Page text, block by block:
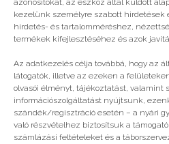
azonosítókat, az eszköz által küldött
kezelünk személyre szabott hirdetések
hirdetés- és tartalomméréshez,
termékek kifejlesztéséhez és azok
Az adatkezelés célja továbbá, hogy az
látogatók, illetve az ezeken a
olvasói élményt, tájékoztatást, valamint
információszolgáltatást nyújtsunk,
szándék/regisztráció esetén – a nyári
való részvételhez biztosítsuk a
számlázási feltételeket és a
Vélemény,
Az e-mail címet nem tesszük
mezőket*karakterrel jelöltük